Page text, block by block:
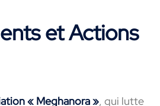
et Actions
« Meghanora », qui lutte